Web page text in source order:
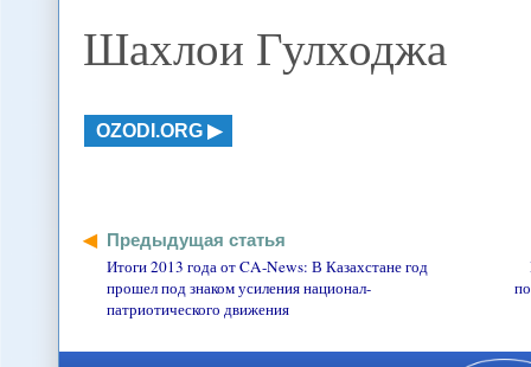
Шахлои Гулходжа
OZODI.ORG
Предыдущая статья
Итоги 2013 года от CA-News: В Казахстане год
прошел под знаком усиления национал-
патриотического движения